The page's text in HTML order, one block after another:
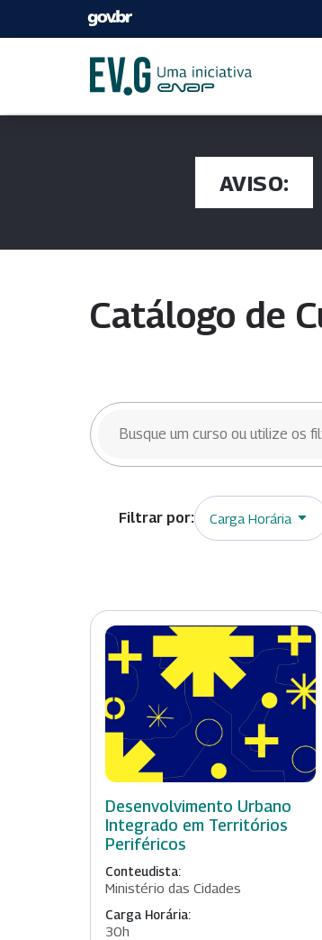
AVISO:
Catálogo de
BUSCAR CURSOS
Carga Horária
Desenvolvimento Urbano
Integrado em Territórios
Periféricos
Conteudista:
Ministério das Cidades
Carga Horária:
30h